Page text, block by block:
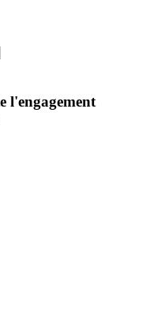
l'engagement